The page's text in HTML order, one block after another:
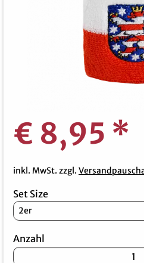
€ 8,95 *
inkl. MwSt. zzgl.
Set Size
Anzahl